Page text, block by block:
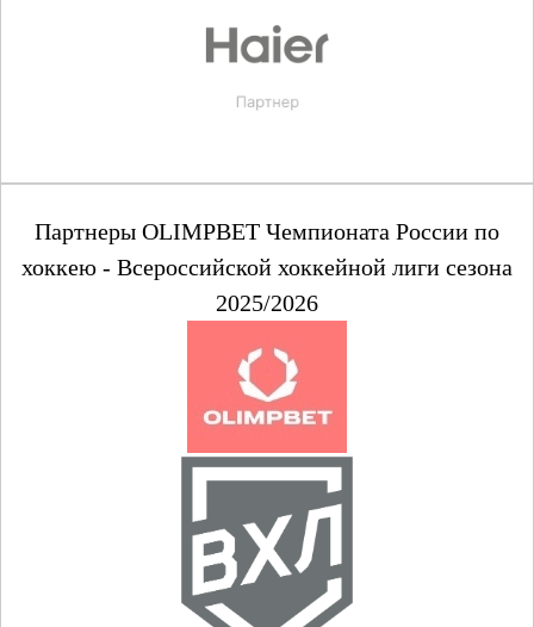
Партнеры OLIMPBET Чемпионата России по
хоккею - Всероссийской хоккейной лиги сезона
2025/2026